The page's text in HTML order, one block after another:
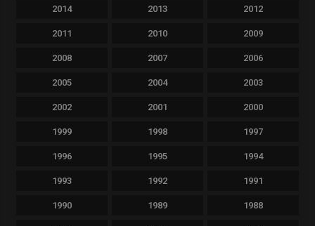
2014 2013 2012
2011 2010 2009
2008 2007 2006
2005 2004 2003
2002 2001 2000
1999 1998 1997
1996 1995 1994
1993 1992 1991
1990 1989 1988